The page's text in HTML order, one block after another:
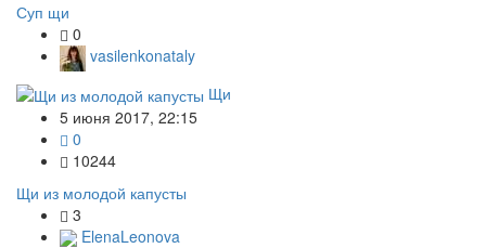
Суп щи
0
vasilenkonataly
Щи
5 июня 2017, 22:15
0
10244
Щи из молодой капусты
3
ElenaLeonova